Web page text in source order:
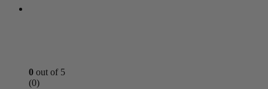
0 out of 5
(0)